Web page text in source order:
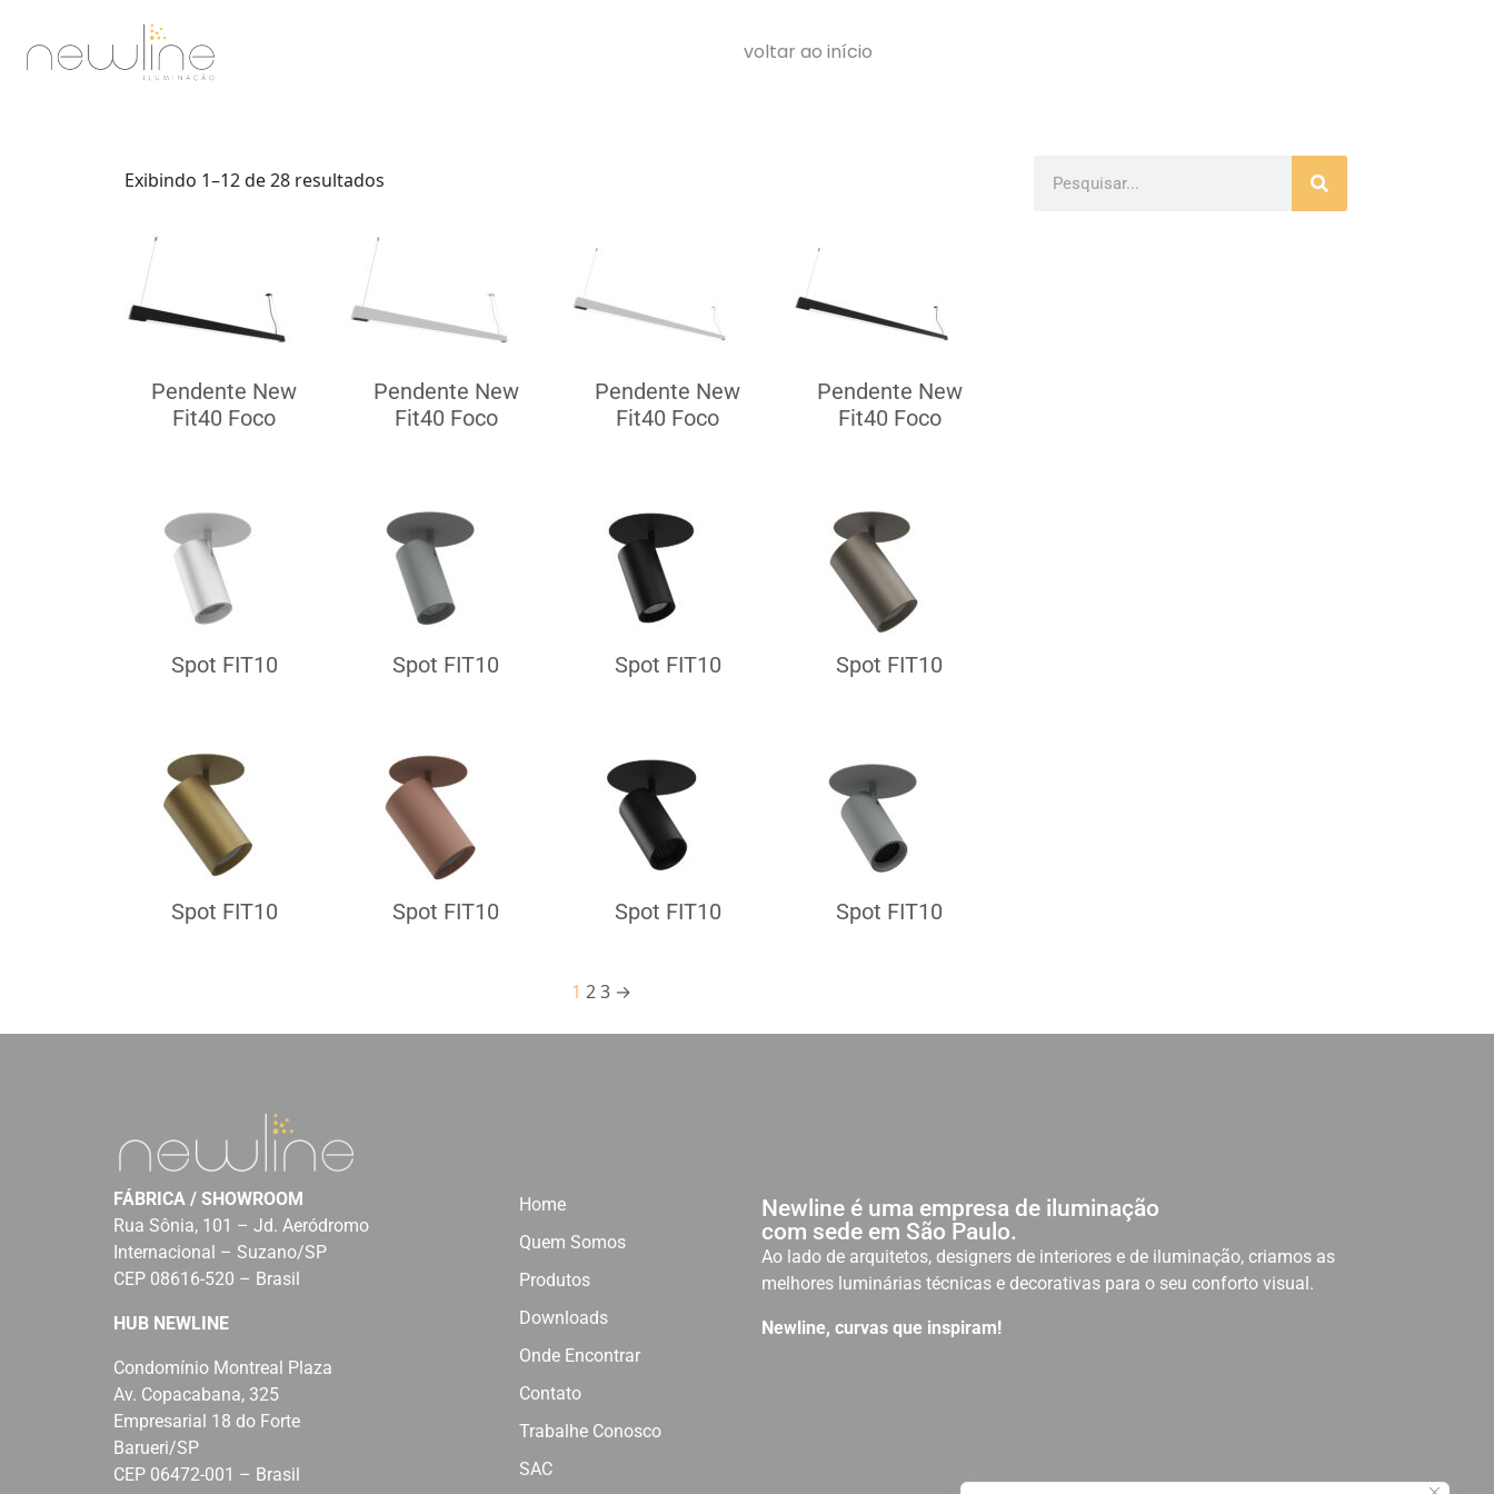
voltar ao início
Exibindo 1–12 de 28 resultados
Pendente New
Fit40 Foco
Pendente New
Fit40 Foco
Pendente New
Fit40 Foco
Pendente New
Fit40 Foco
Spot FIT10 Spot FIT10 Spot FIT10 Spot FIT10
Spot FIT10 Spot FIT10 Spot FIT10 Spot FIT10
1 23 →
FÁBRICA / SHOWROOM
Rua Sônia, 101 – Jd. Aeródromo
Internacional – Suzano/SP
CEP 08616-520 – Brasil
HUB NEWLINE
Condomínio Montreal Plaza
Av. Copacabana, 325
Empresarial 18 do Forte
Barueri/SP
CEP 06472-001 – Brasil
Home
Quem Somos
Produtos
Downloads
Onde Encontrar
Contato
Trabalhe Conosco
SAC
Newline é uma empresa de iluminação
com sede em São Paulo.
Ao lado de arquitetos, designers de interiores e de iluminação, criamos as
melhores luminárias técnicas e decorativas para o seu conforto visual.
Newline, curvas que inspiram!